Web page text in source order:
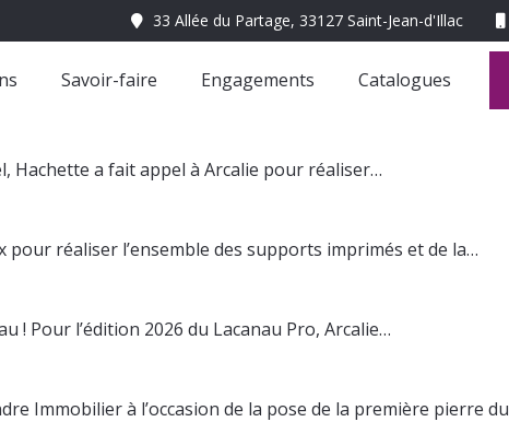
Savoir-faire Engagements Catalogues
Hachette a fait appel à Arcalie pour réaliser…
réaliser l’ensemble des supports imprimés et de la…
! Pour l’édition 2026 du Lacanau Pro, Arcalie…
Immobilier à l’occasion de la pose de la première pierre du